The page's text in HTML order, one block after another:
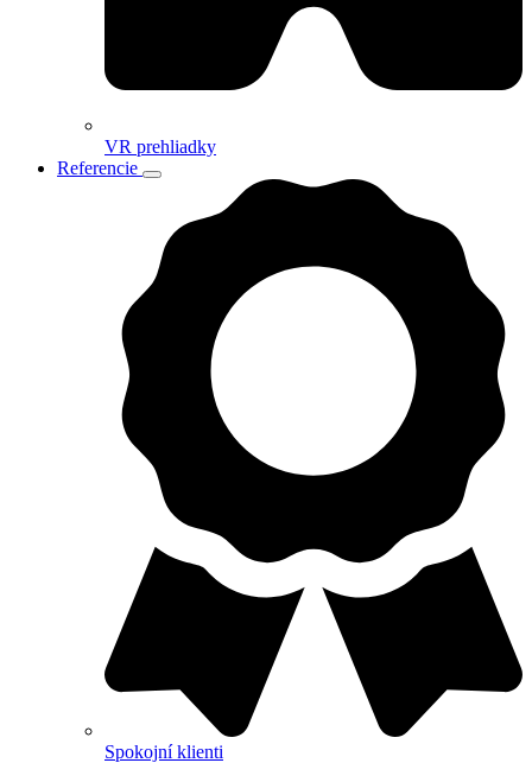
VR prehliadky
Referencie
Spokojní klienti